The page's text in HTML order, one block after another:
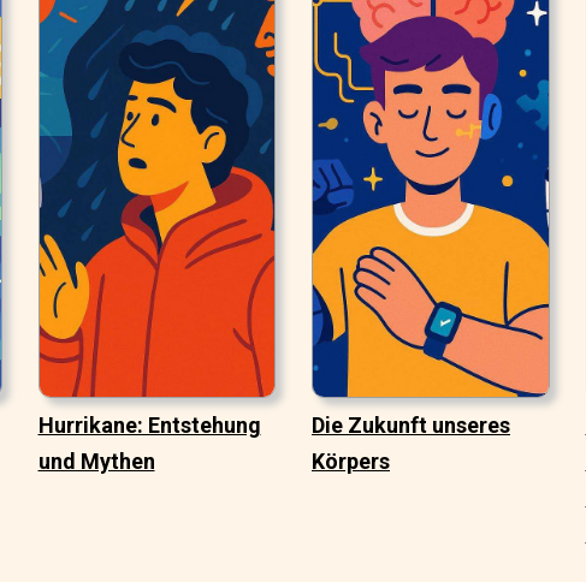
Hurrikane: Entstehung
und Mythen
Die Zukunft unseres
Körpers